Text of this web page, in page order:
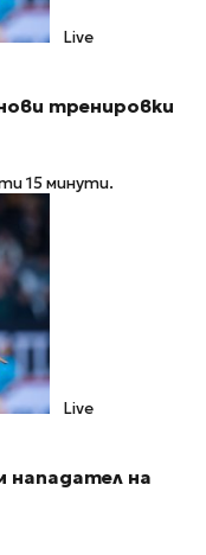
Live
тренировки
15 минути.
Live
нападател на